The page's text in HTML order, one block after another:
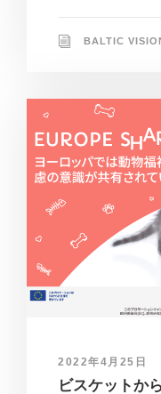
BALTIC
2022年4月25日
ビスケットか